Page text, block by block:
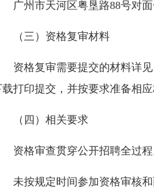
广州市天河区粤垦路88号对
（三）资格复审材料
资格复审需要提交的材料详
载打印提交，并按要求准备相应
（四）相关要求
资格审查贯穿公开招聘全过程
未按规定时间参加资格审核